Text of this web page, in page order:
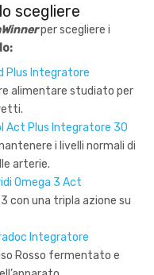
scegliere
per scegliere i
Plus Integratore
alimentare studiato per
Act Plus Integratore 30
i livelli normali di
arterie.
Omega 3 Act
con una tripla azione su
Integratore
Rosso fermentato e